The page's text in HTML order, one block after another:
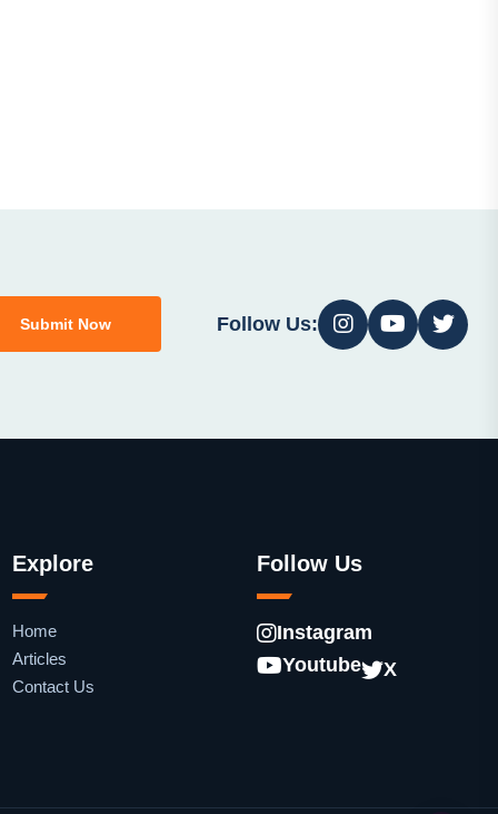
Submit Now Follow Us:
Explore
Home
Articles
Contact Us
Follow Us
Instagram
Youtube
X